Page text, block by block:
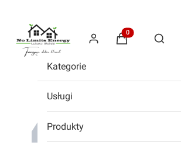
Produkty w
Kategorie
Usługi
Produkty